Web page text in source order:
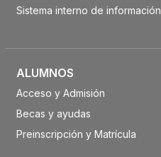
Sistema interno de información
ALUMNOS
Acceso y Admisión
Becas y ayudas
Preinscripción y Matrícula